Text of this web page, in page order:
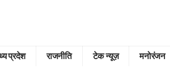
प्रदेश राजनीति टेक न्यूज़ मनोरंजन